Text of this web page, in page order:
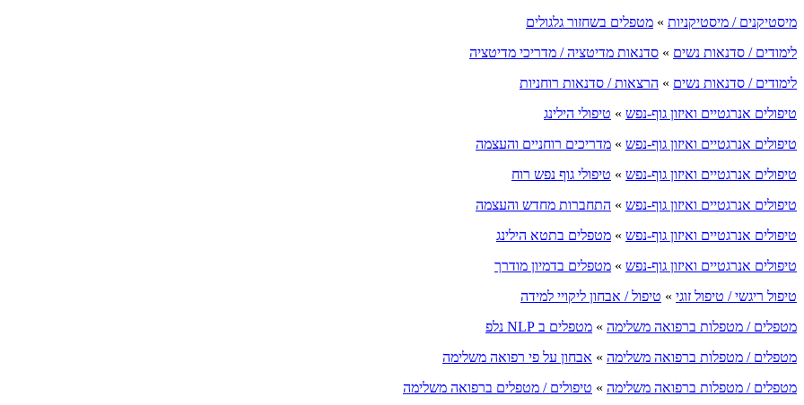
מיסטיקנים / מיסטיקניות » מטפלים בשחזור גלגולים
לימודים / סדנאות נשים » סדנאות מדיטציה / מדריכי מדיטציה
לימודים / סדנאות נשים » הרצאות / סדנאות רוחניות
טיפולים אנרגטיים ואיזון גוף-נפש » טיפולי הילינג
טיפולים אנרגטיים ואיזון גוף-נפש » מדריכים רוחניים והעצמה
טיפולים אנרגטיים ואיזון גוף-נפש » טיפולי גוף נפש רוח
טיפולים אנרגטיים ואיזון גוף-נפש » התחברות מחדש והעצמה
טיפולים אנרגטיים ואיזון גוף-נפש » מטפלים בתטא הילינג
טיפולים אנרגטיים ואיזון גוף-נפש » מטפלים בדמיון מודרך
טיפול ריגשי / טיפול זוגי » טיפול / אבחון ליקויי למידה
מטפלים / מטפלות ברפואה משלימה » מטפלים ב NLP נלפ
מטפלים / מטפלות ברפואה משלימה » אבחון על פי רפואה משלימה
מטפלים / מטפלות ברפואה משלימה » טיפולים / מטפלים ברפואה משלימה